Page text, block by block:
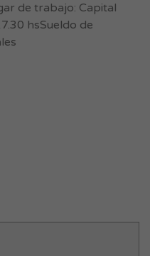
de trabajo: Capital
hsSueldo de